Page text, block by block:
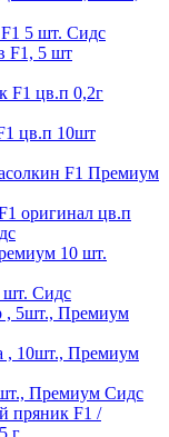
5 шт. Сидс
F1, 5 шт
F1 цв.п 0,2г
цв.п 10шт
F1 Премиум
оригинал цв.п
10 шт.
Сидс
, 5шт., Премиум
, 10шт., Премиум
Премиум Сидс
пряник F1 /
г